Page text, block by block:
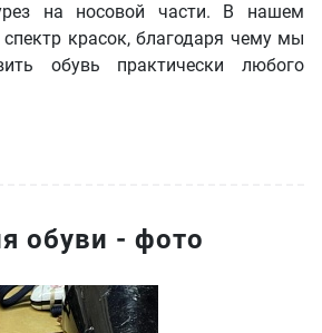
на носовой части. В нашем
красок, благодаря чему мы
обувь практически любого
обуви - фото